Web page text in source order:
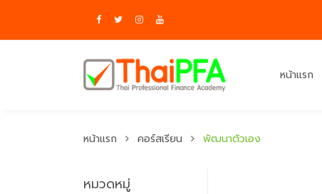
หน้าแรก
หน้าแรก คอร์สเรียน พัฒนาตัวเอง
หมวดหมู่